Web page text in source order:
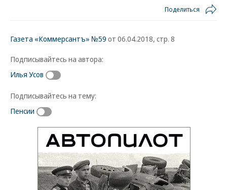
Поделиться
Газета «Коммерсантъ» №59 от 06.04.2018, стр. 8
Подписывайтесь на автора:
Илья Усов
Подписывайтесь на тему:
Пенсии